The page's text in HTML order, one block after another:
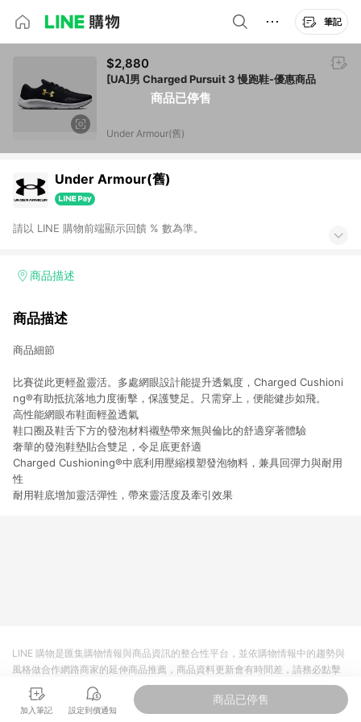
筆記
商品已停售
$2,880
[UA]男 Charged Pursuit 3 慢跑鞋-優惠商品
Under Armour(舊)
Under Armour(舊)
請以 LINE 購物前端顯示回饋 % 數為準。
商品描述
商品描述
商品細節
比賽從此更輕盈靈活。多處網眼設計能提升透氣度，Charged Cushioni
ng®有助抵抗落地力度衝擊，保護雙足。只需穿上，便能健步如飛。
高性能網眼布鞋面輕盈透氣
鞋口圈及鞋舌下方的發泡材料襯墊帶來無與倫比的舒適穿著體驗
奢華的發泡鞋墊貼合雙足，令足底更舒適
Charged Cushioning®中底利用壓縮模塑發泡物料，兼具回彈力與耐用
性
耐用鞋底增加靈活彈性，帶來靈活度及牽引效果
加入筆記 設定到價通知
商品已停售
LINE 購物是匯集購物情報與商品資訊的整合性平台，並依購物情報中的趨勢與
風格做合作網路商家的延伸商品推薦，商品資料更新會有時間差，請務必點擊
商品至各合作網路商家，確認現售價與購物條件，一切資訊以合作廠商網頁為
準。